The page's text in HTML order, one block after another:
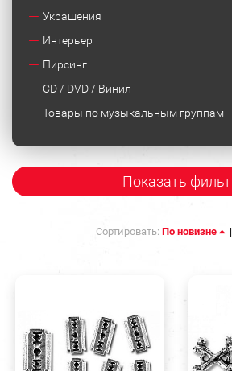
Украшения
Интерьер
Пирсинг
CD / DVD / Винил
Товары по музыкальным группам
Показать
Сортировать: По новизне |